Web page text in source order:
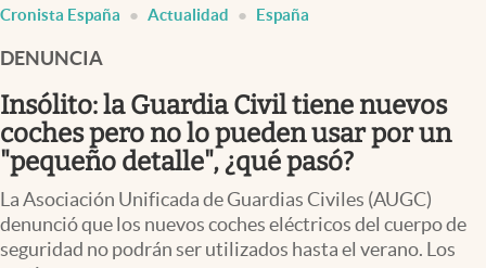
España
Cronista España Actualidad España
DENUNCIA
Insólito: la Guardia Civil tiene nuevos
coches pero no lo pueden usar por un
"pequeño detalle", ¿qué pasó?
La Asociación Unificada de Guardias Civiles (AUGC)
denunció que los nuevos coches eléctricos del cuerpo de
seguridad no podrán ser utilizados hasta el verano. Los